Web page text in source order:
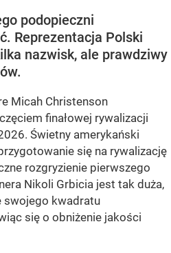
podopieczni
Reprezentacja Polski
nazwisk, ale prawdziwy
Micah Christenson
finałowej rywalizacji
Świetny amerykański
się na rywalizację
rozgryzienie pierwszego
Nikoli Grbicia jest tak duża,
swojego kwadratu
się o obniżenie jakości